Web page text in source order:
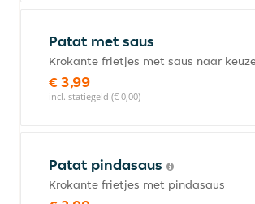
Patat met saus
Krokante frietjes met saus naar
€ 3,99
incl. statiegeld (€ 0,00)
Patat pindasaus
Krokante frietjes met pindasaus